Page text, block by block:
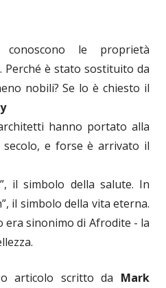
le proprietà
Perché è stato sostituito da
nobili? Se lo è chiesto il
hanno portato alla
secolo, e forse è arrivato il
il simbolo della salute. In
il simbolo della vita eterna.
era sinonimo di Afrodite - la
articolo scritto da Mark